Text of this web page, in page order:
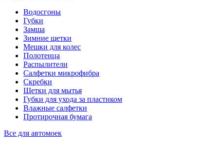
Водосгоны
Губки
Замша
Зимние щетки
Мешки для колес
Полотенца
Распылители
Салфетки микрофибра
Скребки
Щетки для мытья
Губки для ухода за пластиком
Влажные салфетки
Протирочная бумага
Все для автомоек